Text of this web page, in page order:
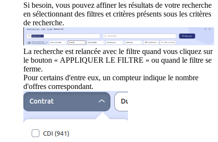
Si besoin, vous pouvez affiner les résultats de votre recherche
en sélectionnant des filtres et critères présents sous les critères
de recherche.
La recherche est relancée avec le filtre quand vous cliquez sur
le bouton « APPLIQUER LE FILTRE » ou quand le filtre se
ferme.
Pour certains d'entre eux, un compteur indique le nombre
d'offres correspondant.